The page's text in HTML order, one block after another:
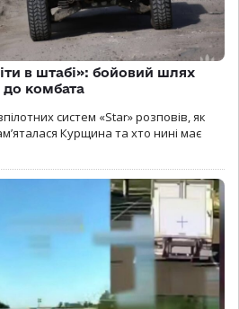
в штабі»: бойовий шлях
до комбата
систем «Star» розповів, як
Курщина та хто нині має